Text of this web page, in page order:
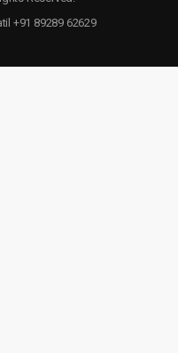
+91 89289 62629